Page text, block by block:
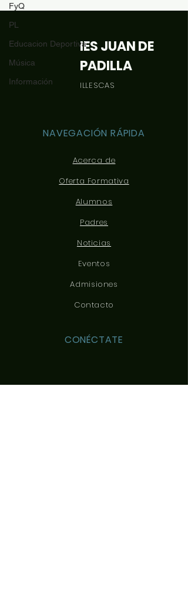
FyQ
PL
Educacion Deportiva
Música
Información
IES JUAN DE
PADILLA
ILLESCAS
NAVEGACIÓN RÁPIDA
Acerca de
Oferta Formativa
Alumnos
Padres
Noticias
Eventos
Admisiones
Contacto
CONÉCTATE